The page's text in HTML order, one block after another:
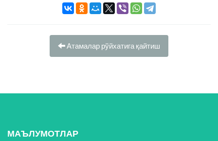
Атамалар рўйхатига қайтиш
МАЪЛУМОТЛАР